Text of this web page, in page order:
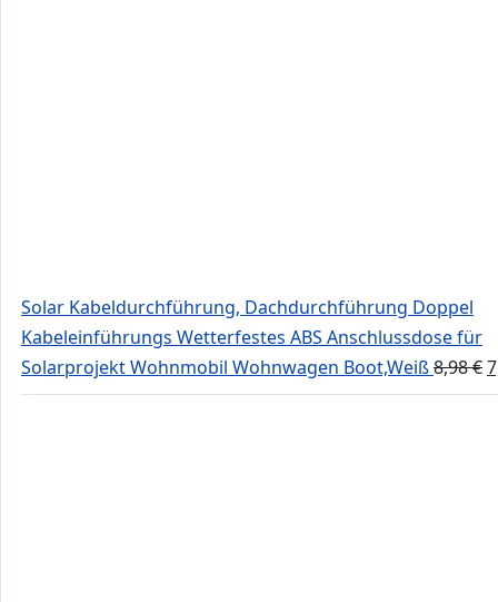
Solar Kabeldurchführung, Dachdurchführung Doppel
Kabeleinführungs Wetterfestes ABS Anschlussdose für
Solarprojekt Wohnmobil Wohnwagen Boot,Weiß8,98€